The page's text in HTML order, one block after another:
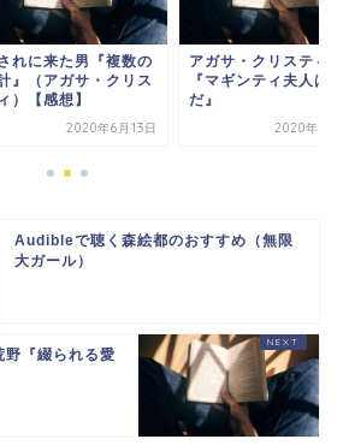
れに来た男『複数の
』（アガサ・クリス
）【感想】
2020年6月13日
アガサ・クリステ
『マギンティ夫人は
だ』
2020年1
Audibleで聴く森絵都のおすすめ（無限
大ガール）
野『綴られる愛